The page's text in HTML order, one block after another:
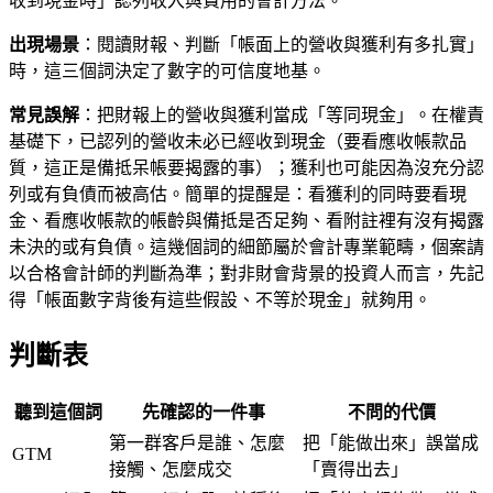
出現場景 ：閱讀財報、判斷「帳面上的營收與獲利有多扎實」
時，這三個詞決定了數字的可信度地基。
常見誤解 ：把財報上的營收與獲利當成「等同現金」。在權責
基礎下，已認列的營收未必已經收到現金（要看應收帳款品
質，這正是備抵呆帳要揭露的事）；獲利也可能因為沒充分認
列或有負債而被高估。簡單的提醒是：看獲利的同時要看現
金、看應收帳款的帳齡與備抵是否足夠、看附註裡有沒有揭露
未決的或有負債。這幾個詞的細節屬於會計專業範疇，個案請
以合格會計師的判斷為準；對非財會背景的投資人而言，先記
得「帳面數字背後有這些假設、不等於現金」就夠用。
判斷表
聽到這個詞 先確認的一件事 不問的代價
GTM
第一群客戶是誰、怎麼
接觸、怎麼成交
把「能做出來」誤當成
「賣得出去」